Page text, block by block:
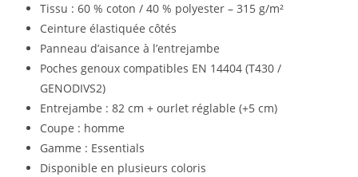
Tissu : 60 % coton / 40 % polyester – 315 g/m²
Ceinture élastiquée côtés
Panneau d’aisance à l’entrejambe
Poches genoux compatibles EN 14404 (T430 /
GENODIVS2)
Entrejambe : 82 cm + ourlet réglable (+5 cm)
Coupe : homme
Gamme : Essentials
Disponible en plusieurs coloris